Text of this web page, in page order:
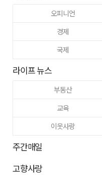
오피니언
경제
국제
라이프 뉴스
부동산
교육
이웃사랑
주간매일
고향사랑